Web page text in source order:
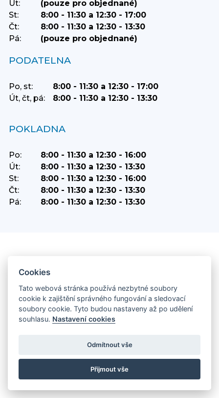
Út:
(pouze pro objednané)
St:
8:00 - 11:30 a 12:30 - 17:00
Čt:
8:00 - 11:30 a 12:30 - 13:30
Pá:
(pouze pro objednané)
PODATELNA
Po, st:
8:00 - 11:30 a 12:30 - 17:00
Út, čt, pá:
8:00 - 11:30 a 12:30 - 13:30
POKLADNA
Po:
8:00 - 11:30 a 12:30 - 16:00
Út:
8:00 - 11:30 a 12:30 - 13:30
St:
8:00 - 11:30 a 12:30 - 16:00
Čt:
8:00 - 11:30 a 12:30 - 13:30
Pá:
8:00 - 11:30 a 12:30 - 13:30
Městské informační centrum
Útulek pro psy Orlová
Cookies
Tato webová stránka používá nezbytné soubory
cookie k zajištění správného fungování a sledovací
soubory cookie. Tyto budou nastaveny až po udělení
souhlasu. Nastavení cookies
Odmítnout vše
Přijmout vše